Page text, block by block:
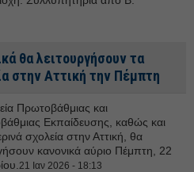
θα λειτουργήσουν τα
στην Αττική την Πέμπτη
Πρωτοβάθμιας και
Εκπαίδευσης, καθώς και
σχολεία στην Αττική, θα
κανονικά αύριο Πέμπτη, 22
21 Ιαν 2026 - 18:13